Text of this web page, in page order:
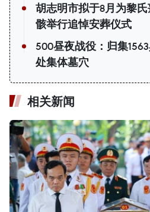
胡志明市拟于8月为黎
骸举行追悼安葬仪式
500昼夜战役：归集
处集体墓穴
相关新闻